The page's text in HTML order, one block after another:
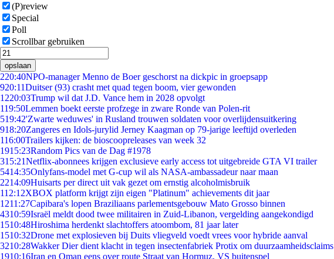
(P)review
Special
Poll
Scrollbar gebruiken
opslaan
220:40NPO-manager Menno de Boer geschorst na dickpic in groepsapp
920:11Duitser (93) crasht met quad tegen boom, vier gewonden
1220:03Trump wil dat J.D. Vance hem in 2028 opvolgt
119:50Lemmen boekt eerste profzege in zware Ronde van Polen-rit
519:42'Zwarte weduwes' in Rusland trouwen soldaten voor overlijdensuitkering
918:20Zangeres en Idols-jurylid Jerney Kaagman op 79-jarige leeftijd overleden
116:00Trailers kijken: de bioscoopreleases van week 32
1915:23Random Pics van de Dag #1978
315:21Netflix-abonnees krijgen exclusieve early access tot uitgebreide GTA VI trailer
5414:35Onlyfans-model met G-cup wil als NASA-ambassadeur naar maan
2214:09Huisarts per direct uit vak gezet om ernstig alcoholmisbruik
112:12XBOX platform krijgt zijn eigen "Platinum" achievements dit jaar
1211:27Capibara's lopen Braziliaans parlementsgebouw Mato Grosso binnen
4310:59Israël meldt dood twee militairen in Zuid-Libanon, vergelding aangekondigd
1510:48Hiroshima herdenkt slachtoffers atoombom, 81 jaar later
1510:32Drone met explosieven bij Duits vliegveld voedt vrees voor hybride aanval
3210:28Wakker Dier dient klacht in tegen insectenfabriek Protix om duurzaamheidsclaims
1910:16Iran en Oman eens over route Straat van Hormuz, VS buitenspel